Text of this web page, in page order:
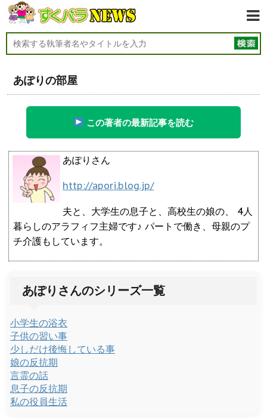
あぽりの部屋
この著者の最新記事を読む
あぽりさん
http://apori.blog.jp/
夫と、大学生の息子と、高校生の娘の、 4人
暮らしのアラフィフ主婦です♪ パートで働き、母親のプ
チ介護もしています。
あぽりさんのシリーズ一覧
小学生の浴衣
子供の習い事
少しだけ後悔している事
娘の反抗期
言霊の話
息子の反抗期
私の役員生活